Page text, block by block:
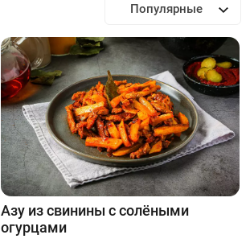
Популярные
Азу из свинины с солёными
огурцами